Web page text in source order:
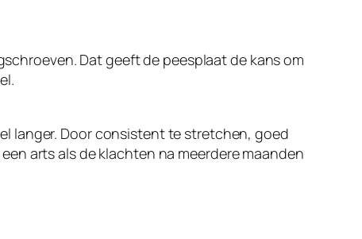
Dat geeft de peesplaat de kans om
langer. Door consistent te stretchen, goed
arts als de klachten na meerdere maanden